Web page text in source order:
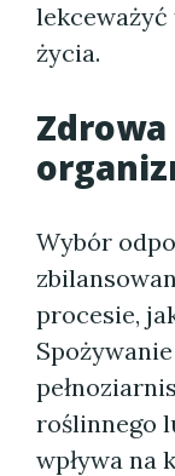
życia.
Wybór
procesie,
roślinnego
wpływa na